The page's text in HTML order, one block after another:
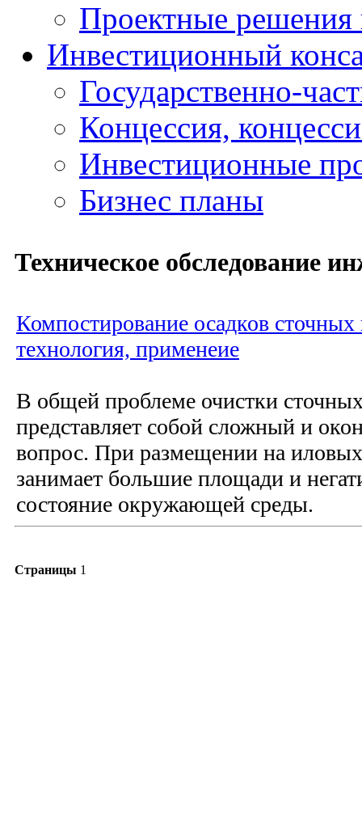
Проектные решения
Инвестиционный
Государственно-
Концессия,
Инвестиционные
Бизнес планы
Техническое обследование
Компостирование осадков сточных
технология, применеие
В общей проблеме очистки
представляет собой сложный и
вопрос. При размещении на
занимает большие площади и
состояние окружающей среды.
Страницы 1